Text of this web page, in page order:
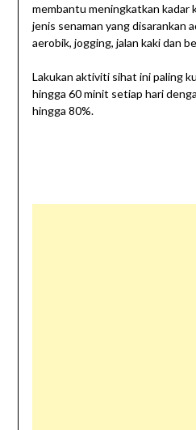
membantu meningkatkan kadar
jenis senaman yang disarankan
aerobik, jogging, jalan kaki dan
Lakukan aktiviti sihat ini paling
hingga 60 minit setiap hari
hingga 80%.